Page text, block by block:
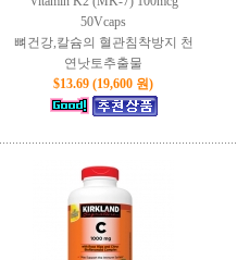
50Vcaps
뼈건강,칼슘의 혈관침착방지 천
연낫토추출물
$13.69 (19,600 원)